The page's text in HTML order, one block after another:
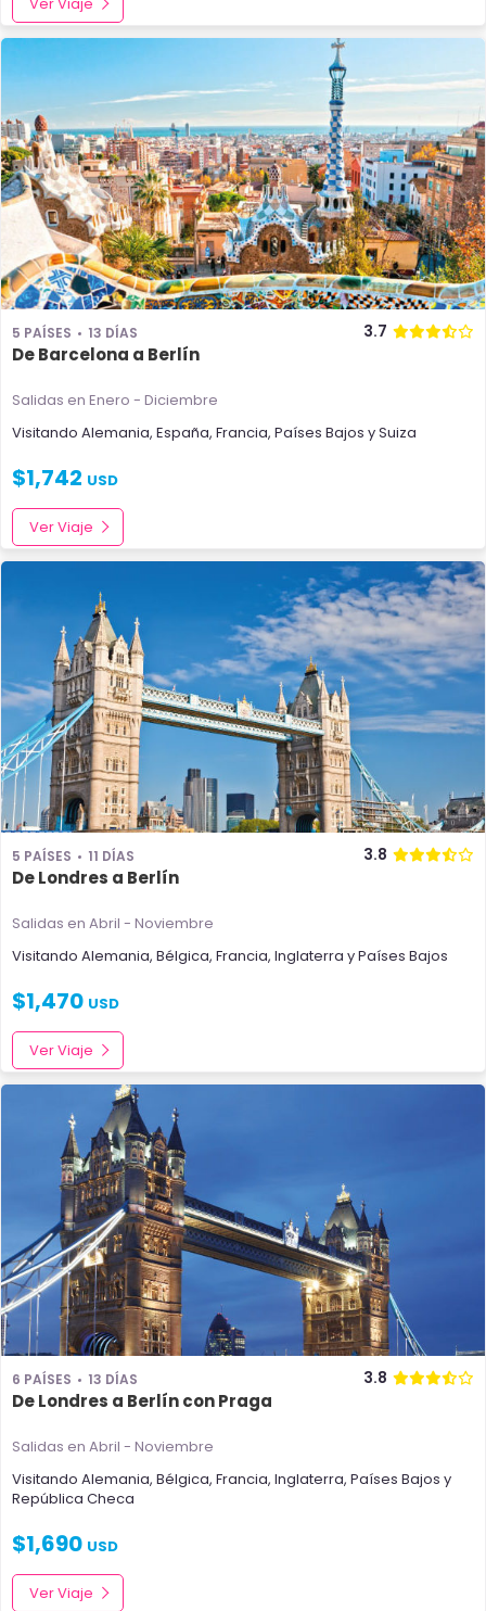
5 PAÍSES 13 DÍAS 3.7
De Barcelona a Berlín
Salidas en Enero - Diciembre
Visitando Alemania, España, Francia, Países Bajos ySuiza
$1,742 USD
Ver Viaje
5 PAÍSES 11 DÍAS 3.8
De Londres a Berlín
Salidas en Abril - Noviembre
Visitando Alemania, Bélgica, Francia, Inglaterra yPaíses Bajos
$1,470 USD
Ver Viaje
6 PAÍSES 13 DÍAS 3.8
De Londres a Berlín con Praga
Salidas en Abril - Noviembre
Visitando Alemania, Bélgica, Francia, Inglaterra, Países Bajos y
República Checa
$1,690 USD
Ver Viaje